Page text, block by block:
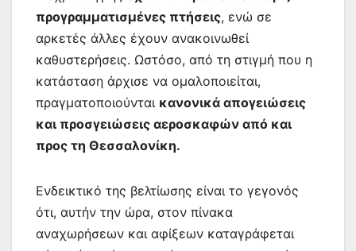
προγραμματισμένες πτήσεις, ενώ σε
αρκετές άλλες έχουν ανακοινωθεί
καθυστερήσεις. Ωστόσο, από τη στιγμή που η
κατάσταση άρχισε να ομαλοποιείται,
πραγματοποιούνται κανονικά απογειώσεις
και προσγειώσεις αεροσκαφών από και
προς τη Θεσσαλονίκη.
Ενδεικτικό της βελτίωσης είναι το γεγονός
ότι, αυτήν την ώρα, στον πίνακα
αναχωρήσεων και αφίξεων καταγράφεται